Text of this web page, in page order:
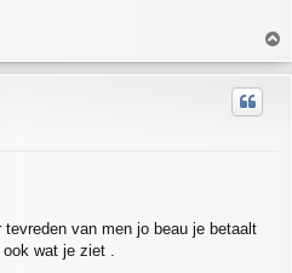
p
van men jo beau je betaalt
wat je ziet .